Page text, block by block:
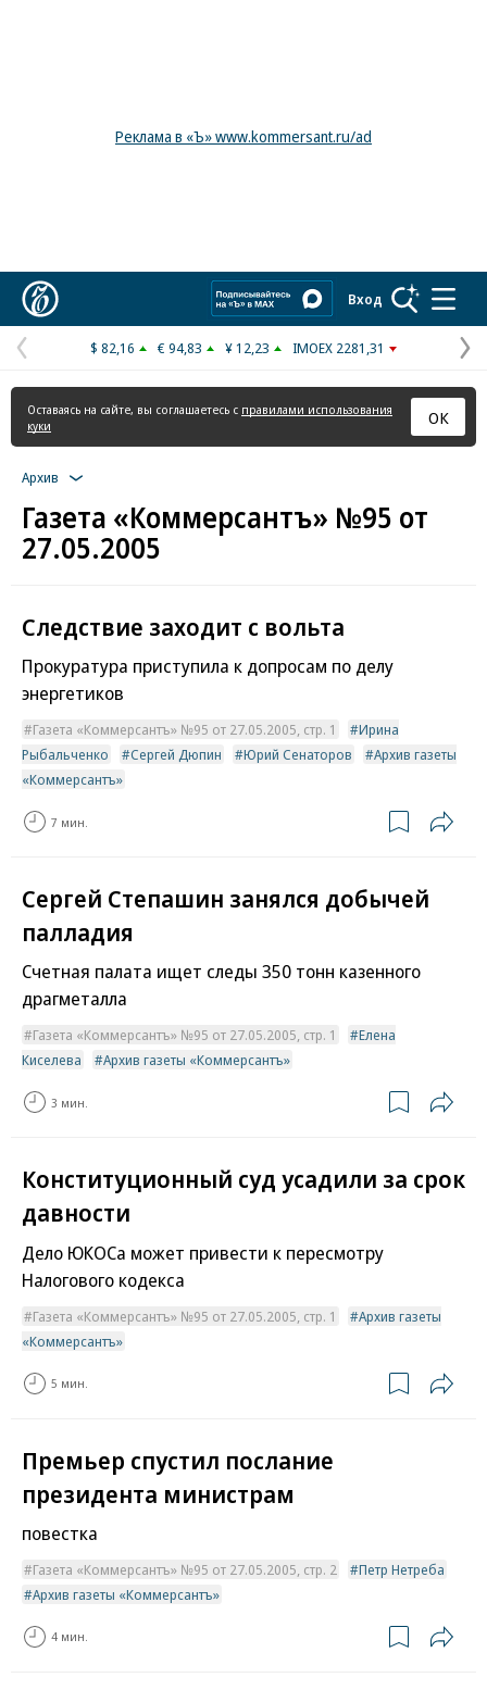
Реклама в «Ъ» www.kommersant.ru/ad
Вход
Предыдущая
страница
$ 82,16 € 94,83 ¥ 12,23 IMOEX 2281,31
Оставаясь на сайте, вы соглашаетесь с правилами использования
куки
ОК
Архив
Газета «Коммерсантъ» №95 от
27.05.2005
Следствие заходит с вольта
Прокуратура приступила к допросам по делу
энергетиков
Газета «Коммерсантъ» №95 от 27.05.2005, стр. 1
Ирина
Рыбальченко
Сергей Дюпин Юрий Сенаторов
Архив газеты
«Коммерсантъ»
7 мин.
Сергей Степашин занялся добычей
палладия
Счетная палата ищет следы 350 тонн казенного
драгметалла
Газета «Коммерсантъ» №95 от 27.05.2005, стр. 1
Елена
Киселева
Архив газеты «Коммерсантъ»
3 мин.
Конституционный суд усадили за срок
давности
Дело ЮКОСа может привести к пересмотру
Налогового кодекса
Газета «Коммерсантъ» №95 от 27.05.2005, стр. 1
Архив газеты
«Коммерсантъ»
5 мин.
Премьер спустил послание
президента министрам
повестка
Газета «Коммерсантъ» №95 от 27.05.2005, стр. 2
Петр Нетреба
Архив газеты «Коммерсантъ»
4 мин.